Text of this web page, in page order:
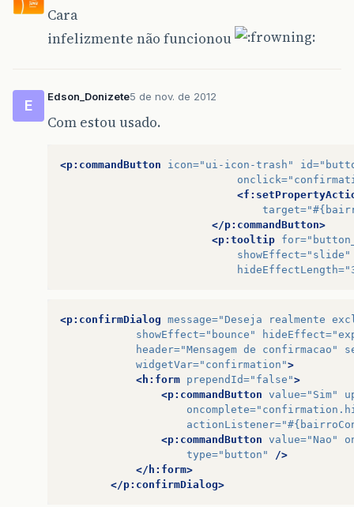
Cara
infelizmente não funcionou
E
Edson_Donizete5 de nov. de 2012
Com estou usado.
<p:commandButton icon="ui-icon-trash" id=
onclick=
target=
</p:commandButton>
<p:tooltip for=
showEffect="slide"
hideEffectLength=
<p:confirmDialog message="Deseja realmente
showEffect="bounce" hideEffect=
header="Mensagem de confirmacao"
widgetVar="confirmation">
<h:form prependId="false">
<p:commandButton value="Sim"
oncomplete=
actionListener=
<p:commandButton value="Nao"
type="button"
/>
</h:form>
</p:confirmDialog>